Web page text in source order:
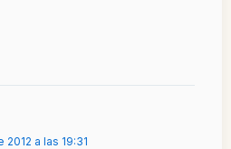
2012 a las 19:31